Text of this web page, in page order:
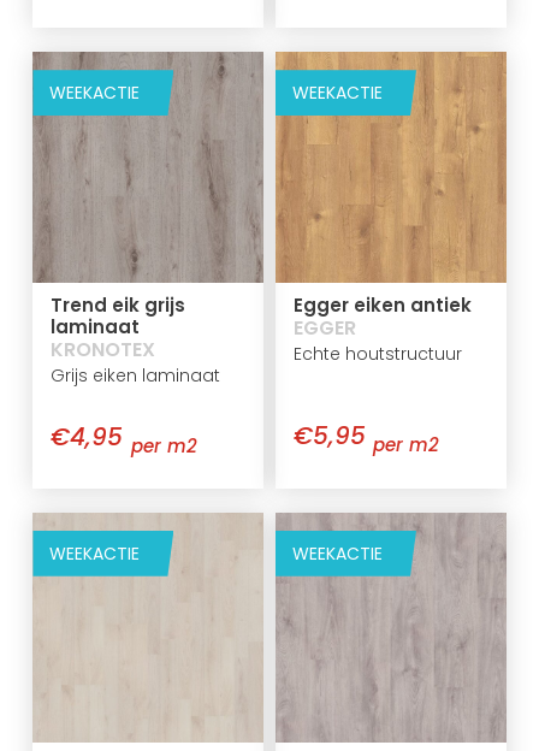
WEEKACTIE
Trend eik grijs
laminaat
KRONOTEX
Grijs eiken laminaat
€4,95 per m2
WEEKACTIE
Egger eiken antiek
EGGER
Echte houtstructuur
€5,95 per m2
WEEKACTIE WEEKACTIE